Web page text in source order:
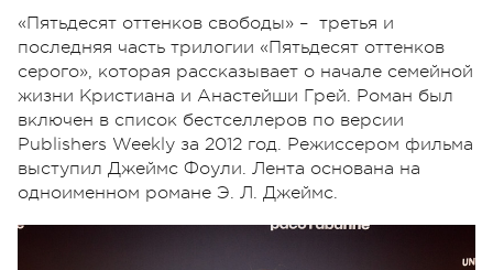
«Пятьдесят оттенков свободы» – третья и
последняя часть трилогии «Пятьдесят оттенков
серого», которая рассказывает о начале семейной
жизни Кристиана и Анастейши Грей. Роман был
включен в список бестселлеров по версии
Publishers Weekly за 2012 год. Режиссером фильма
выступил Джеймс Фоули. Лента основана на
одноименном романе Э. Л. Джеймс.